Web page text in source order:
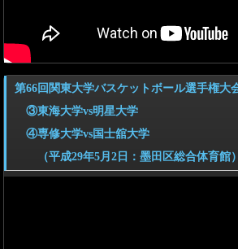
第66回関東大学バスケットボール選手権大
③東海大学vs明星大学
④専修大学vs国士舘大学
（平成29年5月2日：墨田区総合体育館）